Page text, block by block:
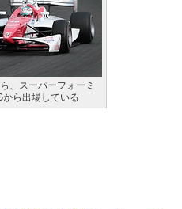
、スーパーフォーミ
ら出場している